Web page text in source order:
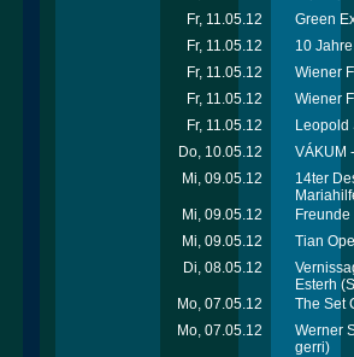
Fr, 11.05.12
Green
Fr, 11.05.12
10
Fr, 11.05.12
Wiener
Fr, 11.05.12
Wiener
Fr, 11.05.12
Leopold
Do, 10.05.12
VÁKUM
Mi, 09.05.12
14ter
Mi, 09.05.12
Mi, 09.05.12
Tian
Di, 08.05.12
Esterh
Mo, 07.05.12
The Set
Mo, 07.05.12
Werner
gerri)